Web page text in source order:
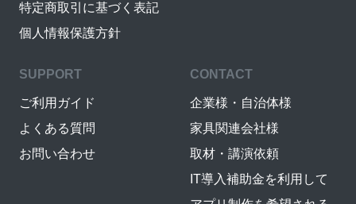
特定商取引に基づく表記
個人情報保護方針
SUPPORT
ご利用ガイド
よくある質問
お問い合わせ
CONTACT
企業様・自治体様
家具関連会社様
取材・講演依頼
IT導入補助金を利用して